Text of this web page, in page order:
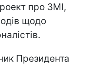
про ЗМІ,
щодо
Президента